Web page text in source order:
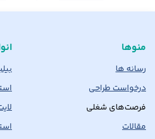
منوها
رسانه ها
درخواست طراحی
فرصت‌های شغلی
مقالات